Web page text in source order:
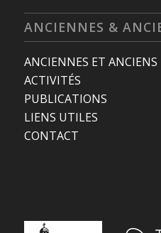
ANCIENNES &
ANCIENNES ET ANCIENS
ACTIVITÉS
PUBLICATIONS
LIENS UTILES
CONTACT